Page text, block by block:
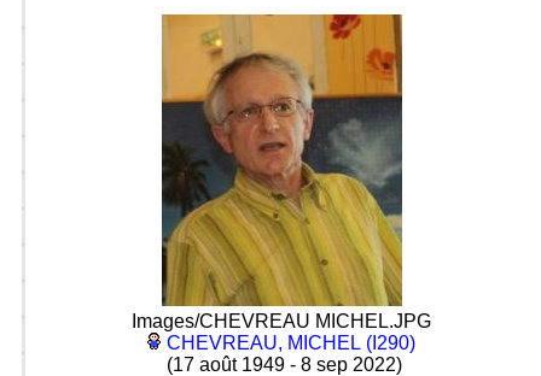
Images/CHEVREAU MICHEL.JPG
CHEVREAU, MICHEL (I290)
(17 août 1949 - 8 sep 2022)